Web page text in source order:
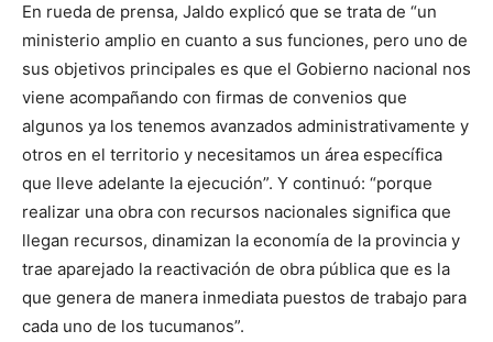
En rueda de prensa, Jaldo explicó que se trata de “un
ministerio amplio en cuanto a sus funciones, pero uno de
sus objetivos principales es que el Gobierno nacional nos
viene acompañando con firmas de convenios que
algunos ya los tenemos avanzados administrativamente y
otros en el territorio y necesitamos un área específica
que lleve adelante la ejecución”. Y continuó: “porque
realizar una obra con recursos nacionales significa que
llegan recursos, dinamizan la economía de la provincia y
trae aparejado la reactivación de obra pública que es la
que genera de manera inmediata puestos de trabajo para
cada uno de los tucumanos”.